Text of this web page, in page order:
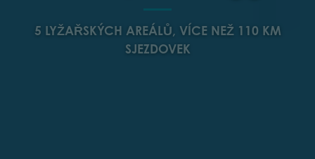
5 LYŽAŘSKÝCH AREÁLŮ, VÍCE NEŽ 110 KM
SJEZDOVEK